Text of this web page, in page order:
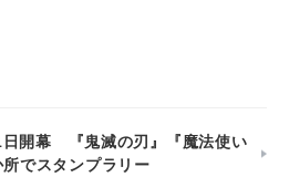
開幕 『鬼滅の刃』『魔法使い
でスタンプラリー